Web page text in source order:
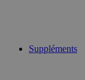
Suppléments